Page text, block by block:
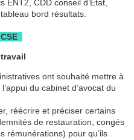
ENT2, CDD conseil d’Etat,
bord résultats.
ont souhaité mettre à
du cabinet d’avocat du
réécrire et préciser certains
de restauration, congés
rémunérations) pour qu’ils